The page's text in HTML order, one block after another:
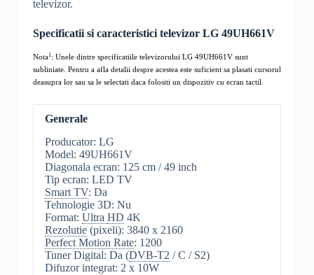
televizor.
Specificatii si caracteristici televizor LG 49UH661V
Nota1: Unele dintre specificatiile televizorului LG 49UH661V sunt
subliniate. Pentru a afla detalii despre acestea este suficient sa plasati cursorul
deasupra lor sau sa le selectati daca folositi un dispozitiv cu ecran tactil.
Generale
Producator: LG
Model: 49UH661V
Diagonala ecran: 125 cm / 49 inch
Tip ecran: LED TV
Smart TV: Da
Tehnologie 3D: Nu
Format: Ultra HD 4K
Rezolutie(pixeli): 3840 x 2160
Perfect Motion Rate: 1200
Tuner Digital: Da (DVB-T2 / C / S2)
Difuzor integrat: 2 x 10W